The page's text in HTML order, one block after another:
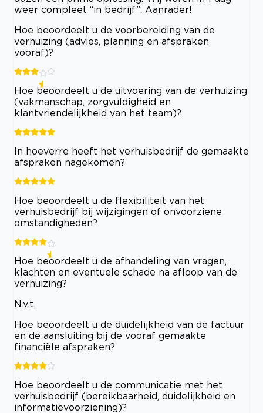
weer compleet “in bedrijf”. Aanrader!
Hoe beoordeelt u de voorbereiding van de
verhuizing (advies, planning en afspraken
vooraf)?
Hoe beoordeelt u de uitvoering van de verhuizing
(vakmanschap, zorgvuldigheid en
klantvriendelijkheid van het team)?
In hoeverre heeft het verhuisbedrijf de gemaakte
afspraken nagekomen?
Hoe beoordeelt u de flexibiliteit van het
verhuisbedrijf bij wijzigingen of onvoorziene
omstandigheden?
Hoe beoordeelt u de afhandeling van vragen,
klachten en eventuele schade na afloop van de
verhuizing?
N.v.t.
Hoe beoordeelt u de duidelijkheid van de factuur
en de aansluiting bij de vooraf gemaakte
financiële afspraken?
Hoe beoordeelt u de communicatie met het
verhuisbedrijf (bereikbaarheid, duidelijkheid en
informatievoorziening)?